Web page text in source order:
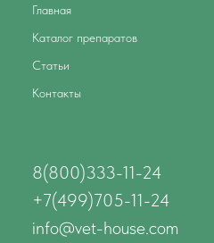
Главная
Каталог препаратов
Статьи
Контакты
8(800)333-11-24
+7(499)705-11-24
info@vet-house.com